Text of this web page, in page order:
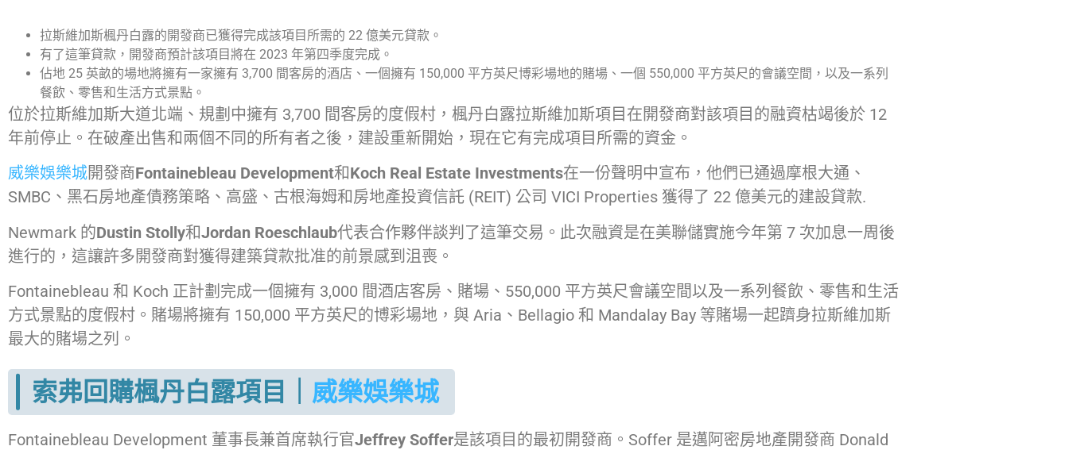
拉斯維加斯楓丹白露的開發商已獲得完成該項目所需的 22 億美元貸款。
有了這筆貸款，開發商預計該項目將在 2023 年第四季度完成。
佔地 25 英畝的場地將擁有一家擁有 3,700 間客房的酒店、一個擁有 150,000 平方英尺博彩場地的賭場、一個 550,000 平方英尺的會議空間，以及一系列
餐飲、零售和生活方式景點。
位於拉斯維加斯大道北端、規劃中擁有 3,700 間客房的度假村，楓丹白露拉斯維加斯項目在開發商對該項目的融資枯竭後於 12
年前停止。在破產出售和兩個不同的所有者之後，建設重新開始，現在它有完成項目所需的資金。
威樂娛樂城開發商Fontainebleau Development和Koch Real Estate Investments在一份聲明中宣布，他們已通過摩根大通、
SMBC、黑石房地產債務策略、高盛、古根海姆和房地產投資信託 (REIT) 公司 VICI Properties 獲得了 22 億美元的建設貸款.
Newmark 的Dustin Stolly和Jordan Roeschlaub代表合作夥伴談判了這筆交易。此次融資是在美聯儲實施今年第 7 次加息一周後
進行的，這讓許多開發商對獲得建築貸款批准的前景感到沮喪。
Fontainebleau 和 Koch 正計劃完成一個擁有 3,000 間酒店客房、賭場、550,000 平方英尺會議空間以及一系列餐飲、零售和生活
方式景點的度假村。賭場將擁有 150,000 平方英尺的博彩場地，與 Aria、Bellagio 和 Mandalay Bay 等賭場一起躋身拉斯維加斯
最大的賭場之列。
索弗回購楓丹白露項目｜ 威樂娛樂城
Fontainebleau Development 董事長兼首席執行官Jeffrey Soffer是該項目的最初開發商。Soffer 是邁阿密房地產開發商 Donald